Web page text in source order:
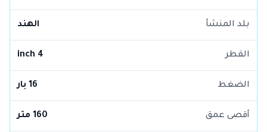
بلد المنشأ الهند
القطر 4 inch
الضغط 16 بار
أقصى عمق 160 متر